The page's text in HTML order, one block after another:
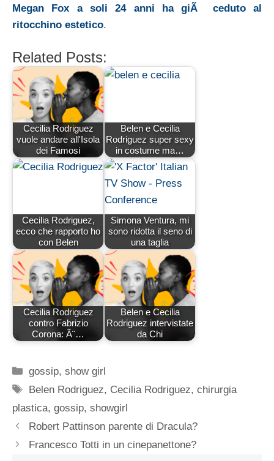
Megan Fox a soli 24 anni ha giÃ ceduto al
ritocchino estetico.
Related Posts:
Cecilia Rodriguez
vuole andare all'Isola
dei Famosi
Belen e Cecilia
Rodriguez super sexy
in costume ma…
Cecilia Rodriguez,
ecco che rapporto ho
con Belen
Simona Ventura, mi
sono ridotta il seno di
una taglia
Cecilia Rodriguez
contro Fabrizio
Corona: Ã¨…
Belen e Cecilia
Rodriguez intervistate
da Chi
Categorie
gossip,show girl
Tag
Belen Rodriguez, Cecilia Rodriguez,chirurgia
plastica, gossip, showgirl
Robert Pattinson parente di Dracula?
Francesco Totti in un cinepanettone?